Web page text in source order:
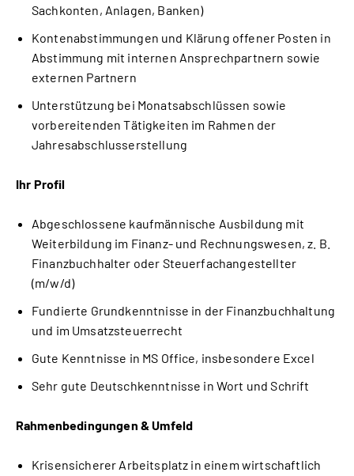
Sachkonten, Anlagen, Banken)
Kontenabstimmungen und Klärung offener Posten in
Abstimmung mit internen Ansprechpartnern sowie
externen Partnern
Unterstützung bei Monatsabschlüssen sowie
vorbereitenden Tätigkeiten im Rahmen der
Jahresabschlusserstellung
Ihr Profil
Abgeschlossene kaufmännische Ausbildung mit
Weiterbildung im Finanz- und Rechnungswesen, z. B.
Finanzbuchhalter oder Steuerfachangestellter
(m/w/d)
Fundierte Grundkenntnisse in der Finanzbuchhaltung
und im Umsatzsteuerrecht
Gute Kenntnisse in MS Office, insbesondere Excel
Sehr gute Deutschkenntnisse in Wort und Schrift
Rahmenbedingungen & Umfeld
Krisensicherer Arbeitsplatz in einem wirtschaftlich